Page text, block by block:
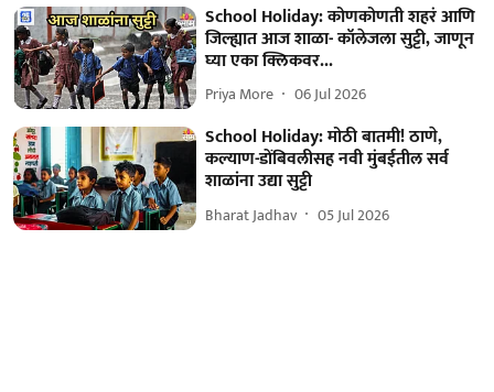
School Holiday: कोणकोणती शहरं आणि
जिल्ह्यात आज शाळा- कॉलेजला सुट्टी, जाणून
घ्या एका क्लिकवर...
Priya More 06 Jul 2026
School Holiday: मोठी बातमी! ठाणे,
कल्याण-डोंबिवलीसह नवी मुंबईतील सर्व
शाळांना उद्या सुट्टी
Bharat Jadhav 05 Jul 2026